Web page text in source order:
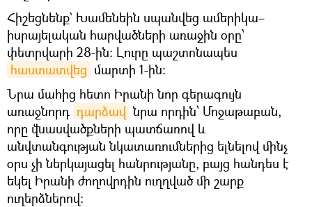
Հիշեցնենք` Խամենեին սպանվեց ամերիկա–
իսրայելական հարվածների առաջին օրը՝
փետրվարի 28-ին։ Լուրը պաշտոնապես
հաստատվեց մարտի 1-ին։
Նրա մահից հետո Իրանի նոր գերագույն
առաջնորդ դարձավ նրա որդին՝ Մոջաթաբան,
որը վնասվածքների պատճառով և
անվտանգության նկատառումներից ելնելով մինչ
օրս չի ներկայացել հանրությանը, բայց հանդես է
եկել Իրանի ժողովրդին ուղղված մի շարք
ուղերձներով: